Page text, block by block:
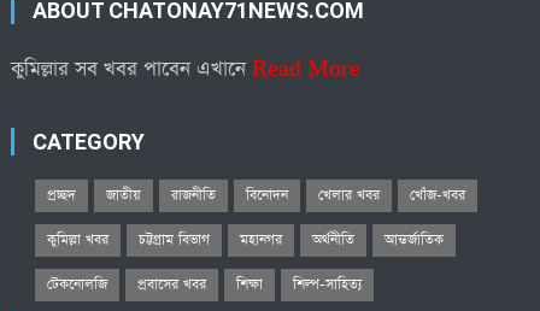
ABOUT CHATONAY71NEWS.COM
কুমিল্লার সব খবর পাবেন এখানেRead More
CATEGORY
প্রচ্ছদ জাতীয় রাজনীতি বিনোদন খেলার খবর খোঁজ-খবর
কুমিল্লা খবর চট্টগ্রাম বিভাগ মহানগর অর্থনীতি আন্তর্জাতিক
টেকনোলজি প্রবাসের খবর শিক্ষা শিল্প-সাহিত্য